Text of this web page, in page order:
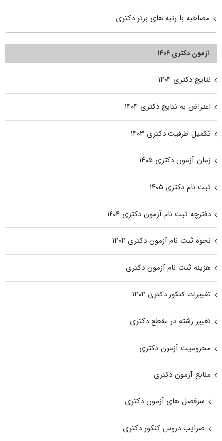
مصاحبه با رتبه های برتر دکتری
آزمون دکتری ۱۴۰۴
نتایج دکتری ۱۴۰۴
اعتراض به نتایج دکتری ۱۴۰۴
تکمیل ظرفیت دکتری ۱۴۰۳
زمان آزمون دکتری ۱۴۰۵
ثبت نام دکتری ۱۴۰۵
دفترچه ثبت نام آزمون دکتری ۱۴۰۴
نحوه ثبت نام آزمون دکتری ۱۴۰۴
هزینه ثبت نام آزمون دکتری
تغییرات کنکور دکتری ۱۴۰۴
تغییر رشته در مقطع دکتری
محرومیت آزمون دکتری
منابع آزمون دکتری
سرفصل های آزمون دکتری
ضرایب دروس کنکور دکتری